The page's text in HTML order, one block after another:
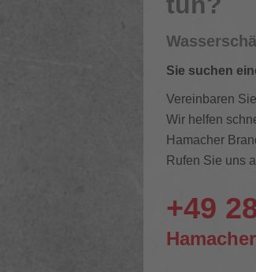
Sie suchen
Vereinbaren
Wir helfen
Hamacher
Rufen Sie uns
+49